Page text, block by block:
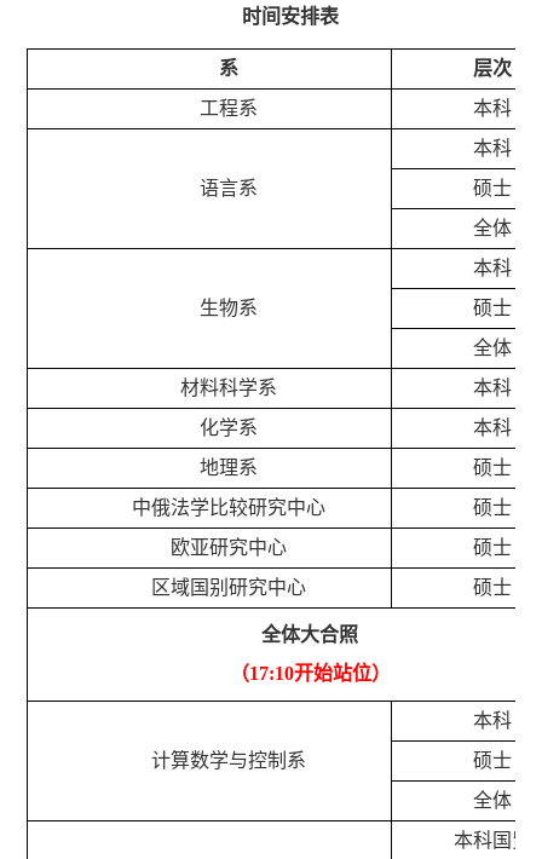
时间安排表
系
层次
工程系
本科
语言系
本科
硕士
全体
生物系
本科
硕士
全体
材料科学系
本科
化学系
本科
地理系
硕士
中俄法学比较研究中心
硕士
欧亚研究中心
硕士
区域国别研究中心
硕士
全体大合照
（17:10开始站位）
计算数学与控制系
本科
硕士
全体
本科国贸